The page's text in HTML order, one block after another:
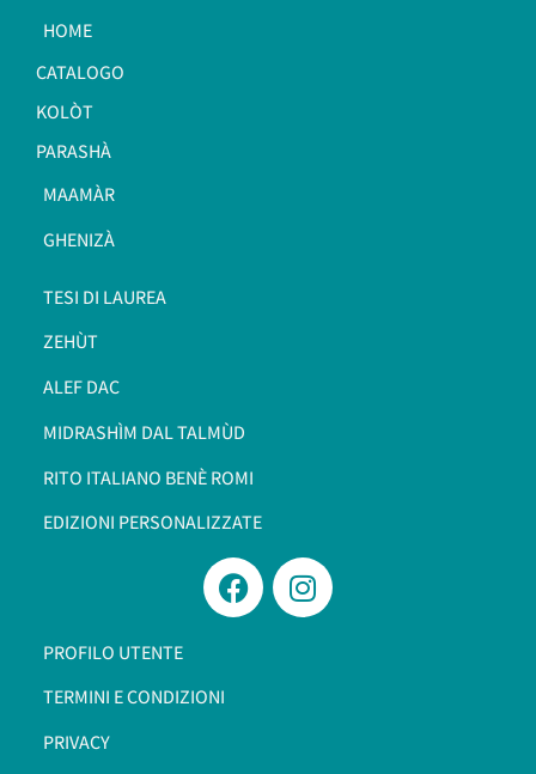
HOME
CATALOGO
KOLÒT
PARASHÀ
MAAMÀR
GHENIZÀ
TESI DI LAUREA
ZEHÙT
ALEF DAC
MIDRASHÌM DAL TALMÙD
RITO ITALIANO BENÈ ROMI​
EDIZIONI PERSONALIZZATE
PROFILO UTENTE
TERMINI E CONDIZIONI
PRIVACY